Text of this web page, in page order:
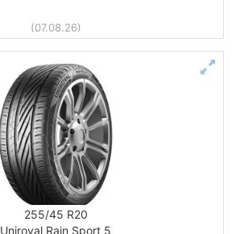
(07.08.26)
255/45 R20
Uniroyal Rain Sport 5